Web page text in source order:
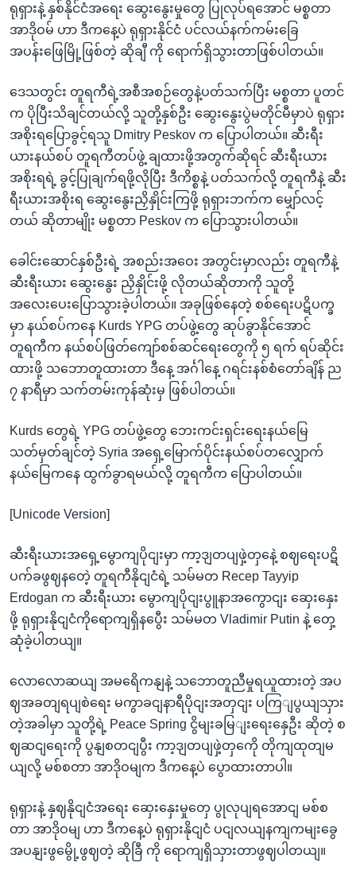
ရုရှားနဲ့ နှစ်နိုင်ငံအရေး ဆွေးနွေးမှုတွေ ပြုလုပ်ရအောင် မစ္စတာ
အာဒိုဝမ် ဟာ ဒီကနေ့ပဲ ရုရှားနိုင်ငံ ပင်လယ်နက်ကမ်းခြေ
အပန်းဖြေမြို့ဖြစ်တဲ့ ဆိုချီ ကို ရောက်ရှိသွားတာဖြစ်ပါတယ်။
ဒေသတွင်း တူရကီရဲ့အစီအစဉ်တွေနဲ့ပတ်သက်ပြီး မစ္စတာ ပူတင်
က ပိုပြီးသိချင်တယ်လို့ သူတို့နှစ်ဦး ဆွေးနွေးပွဲမတိုင်မီမှာပဲ ရုရှား
အစိုးရပြောခွင့်ရသူ Dmitry Peskov က ပြောပါတယ်။ ဆီးရီး
ယားနယ်စပ် တူရကီတပ်ဖွဲ့ ချထားဖို့အတွက်ဆိုရင် ဆီးရီးယား
အစိုးရရဲ့ ခွင့်ပြုချက်ရဖို့လိုပြီး ဒီကိစ္စနဲ့ ပတ်သက်လို့ တူရကီနဲ့ ဆီး
ရီးယားအစိုးရ ဆွေးနွေးညှိနှိုင်းကြဖို့ ရုရှားဘက်က မျှော်လင့်
တယ် ဆိုတာမျိုး မစ္စတာ Peskov က ပြောသွားပါတယ်။
ခေါင်းဆောင်နှစ်ဦးရဲ့ အစည်းအဝေး အတွင်းမှာလည်း တူရကီနဲ့
ဆီးရီးယား ဆွေးနွေး ညှိနှိုင်းဖို့ လိုတယ်ဆိုတာကို သူတို့
အလေးပေးပြောသွားခဲ့ပါတယ်။ အခုဖြစ်နေတဲ့ စစ်ရေးပဋိပက္ခ
မှာ နယ်စပ်ကနေ Kurds YPG တပ်ဖွဲ့တွေ ဆုပ်ခွာနိုင်အောင်
တူရကီက နယ်စပ်ဖြတ်ကျော်စစ်ဆင်ရေးတွေကို ၅ ရက် ရပ်ဆိုင်း
ထားဖို့ သဘောတူထားတာ ဒီနေ့ အင်္ဂါနေ့ ဂရင်းနစ်စံတော်ချိန် ည
၇ နာရီမှာ သက်တမ်းကုန်ဆုံးမှ ဖြစ်ပါတယ်။
Kurds တွေရဲ့ YPG တပ်ဖွဲ့တွေ ဘေးကင်းရှင်းရေးနယ်မြေ
သတ်မှတ်ချင်တဲ့ Syria အရှေ့မြောက်ပိုင်းနယ်စပ်တလျှောက်
နယ်မြေကနေ ထွက်ခွာရမယ်လို့ တူရကီက ပြောပါတယ်။
[Unicode Version]
ဆီးရီးယားအရှေ့မွောကျပိုငျးမှာ ကာ့ဒျတပျဖှဲ့တှနေဲ့ စဈရေးပဋိ
ပက်ခဖွဈနတေဲ့ တူရကီနိုငျငံရဲ့ သမ်မတ Recep Tayyip
Erdogan က ဆီးရီးယား မွောကျပိုငျးပွူနာအကွောငျး ဆှေးနှေး
ဖို့ ရုရှားနိုငျငံကိုရောကျရှိနပွေီး သမ်မတ Vladimir Putin နဲ့ တှေ့
ဆုံခဲ့ပါတယျ။
လောလောဆယျ အမရေိကနျနဲ့ သဘောတူညီမှုရယူထားတဲ့ အပ
ဈအခတျရပျစဲရေး မကွာခငျနာရီပိုငျးအတှငျး ပကြျပွယျသှား
တဲ့အခါမှာ သူတို့ရဲ့ Peace Spring ငွိမျးခမြျးရေးနှေဦး ဆိုတဲ့ စ
ဈဆငျရေးကို ပွနျစတငျပွီး ကာ့ဒျတပျဖှဲ့တှကေို တိုကျထုတျမ
ယျလို့ မစ်စတာ အာဒိုဝမျက ဒီကနေ့ပဲ ပွောထားတာပါ။
ရုရှားနဲ့ နှဈနိုငျငံအရေး ဆှေးနှေးမှုတှေ ပွုလုပျရအောငျ မစ်စ
တာ အာဒိုဝမျ ဟာ ဒီကနေ့ပဲ ရုရှားနိုငျငံ ပငျလယျနကျကမျးခွေ
အပနျးဖွမွေို့ဖွဈတဲ့ ဆိုခြီ ကို ရောကျရှိသှားတာဖွဈပါတယျ။